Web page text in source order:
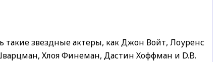
звездные актеры, как Джон Войт, Лоуренс
Хлоя Финеман, Дастин Хоффман и D.B.